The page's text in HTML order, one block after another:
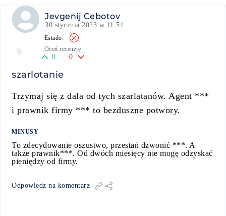
Jevgenij Cebotov
30 stycznia 2023 w 11:51
Oceń recenzję
0 0
szarlotanie
Trzymaj się z dala od tych szarlatanów. Agent ***
i prawnik firmy *** to bezduszne potwory.
MINUSY
To zdecydowanie oszustwo, przestań dzwonić ***. A
także prawnik***. Od dwóch miesięcy nie mogę odzyskać
pieniędzy od firmy.
Odpowiedz na komentarz